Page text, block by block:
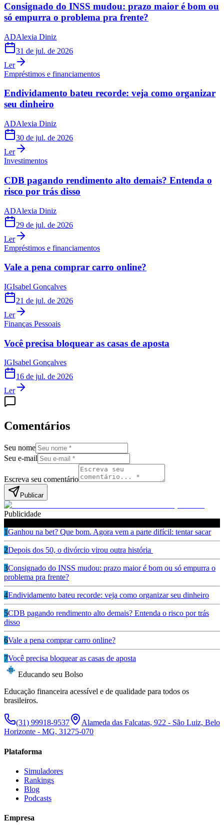
Consignado do INSS mudou: prazo maior é bom ou
só empurra o problema pra frente?
ADAlexia Diniz
31 de jul. de 2026
Ler
Empréstimos e financiamentos
Endividamento bateu recorde: veja como organizar
seu dinheiro
ADAlexia Diniz
30 de jul. de 2026
Ler
Investimentos
CDB pagando rendimento alto demais? Entenda o
risco por trás disso
ADAlexia Diniz
29 de jul. de 2026
Ler
Empréstimos e financiamentos
Vale a pena comprar carro online?
IGIsabel Gonçalves
21 de jul. de 2026
Ler
Finanças Pessoais
Você precisa bloquear as casas de aposta
IGIsabel Gonçalves
16 de jul. de 2026
Ler
Comentários
Seu nome
Seu e-mail
Escreva seu comentário
Publicar
Publicidade
1Ganhou na bet? Que bom. Agora vem a parte difícil: tentar sacar
2Depois dos 50, o divórcio virou outra história
3Consignado do INSS mudou: prazo maior é bom ou só empurra o
problema pra frente?
4Endividamento bateu recorde: veja como organizar seu dinheiro
5CDB pagando rendimento alto demais? Entenda o risco por trás
disso
6Vale a pena comprar carro online?
7Você precisa bloquear as casas de aposta
Educando seu Bolso
Educação financeira acessível e de qualidade para todos os
brasileiros.
(31) 99918-9537
Alameda das Falcatas, 922 - São Luiz, Belo
Horizonte - MG, 31275-070
Plataforma
Simuladores
Rankings
Blog
Podcasts
Empresa